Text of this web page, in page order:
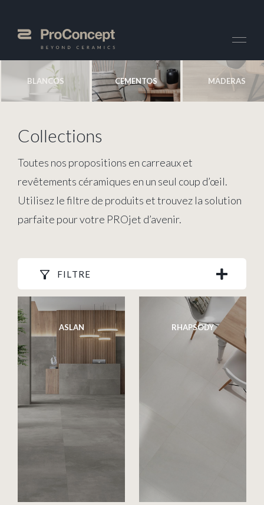
BLANCOS CEMENTOS MADERAS
Collections
Toutes nos propositions en carreaux et
revêtements céramiques en un seul coup d’œil.
Utilisez le filtre de produits et trouvez la solution
parfaite pour votre PROjet d’avenir.
FILTRE
ASLAN RHAPSODY